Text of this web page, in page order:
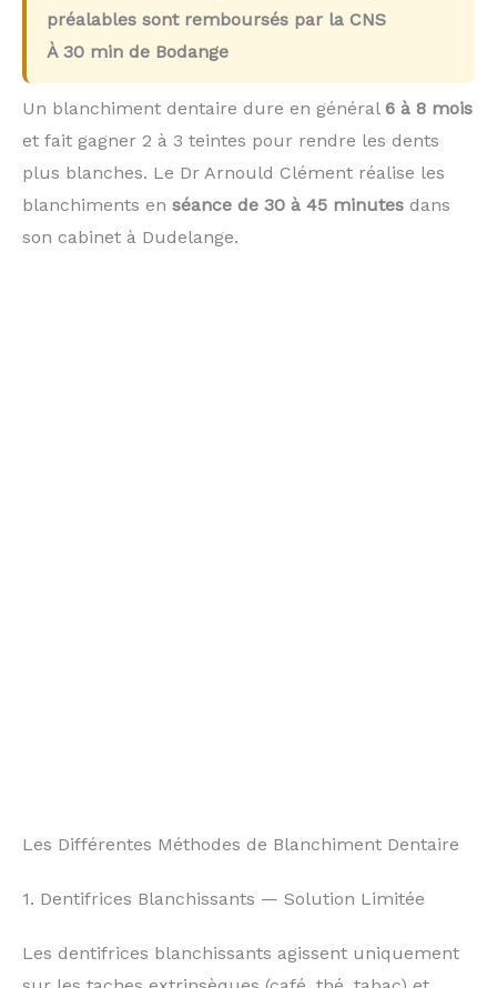
préalables sont remboursés par la CNS
À 30 min de Bodange
Un blanchiment dentaire dure en général 6 à 8 mois
et fait gagner 2 à 3 teintes pour rendre les dents
plus blanches. Le Dr Arnould Clément réalise les
blanchiments en séance de 30 à 45 minutes dans
son cabinet à Dudelange.
Les Différentes Méthodes de Blanchiment Dentaire
1. Dentifrices Blanchissants — Solution Limitée
Les dentifrices blanchissants agissent uniquement